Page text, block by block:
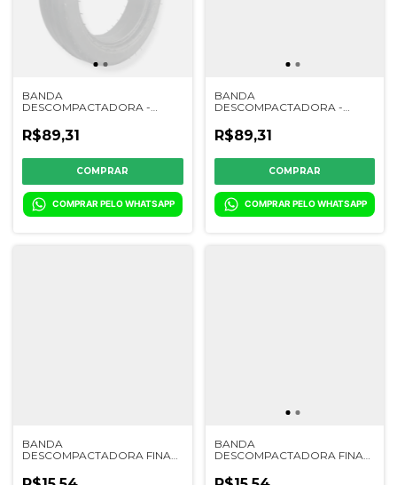
BANDA
DESCOMPACTADORA -
17080040 / 503030551 /
900110012
R$89,31
COMPRAR PELO WHATSAPP
BANDA
DESCOMPACTADORA -
829053010323 / 26100032
R$89,31
COMPRAR PELO WHATSAPP
BANDA
DESCOMPACTADORA FINA
17080013 / 900110013 / 6117-
BANDA
DESCOMPACTADORA FINA
YC075203 / YD065203